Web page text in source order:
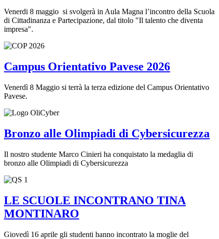
Venerdi 8 maggio si svolgerà in Aula Magna l’incontro della Scuola
di Cittadinanza e Partecipazione, dal titolo "Il talento che diventa
impresa".
Campus Orientativo Pavese 2026
Venerdì 8 Maggio si terrà la terza edizione del Campus Orientativo
Pavese.
Bronzo alle Olimpiadi di Cybersicurezza
Il nostro studente Marco Cinieri ha conquistato la medaglia di
bronzo alle Olimpiadi di Cybersicurezza
LE SCUOLE INCONTRANO TINA
MONTINARO
Giovedì 16 aprile gli studenti hanno incontrato la moglie del